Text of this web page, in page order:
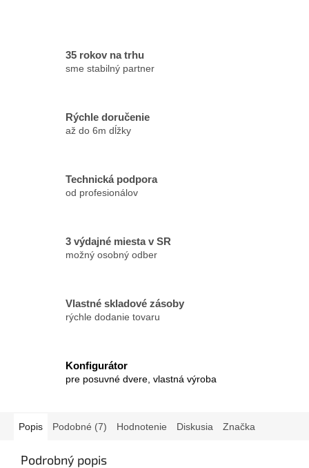
35 rokov na trhu
sme stabilný partner
Rýchle doručenie
až do 6m dĺžky
Technická podpora
od profesionálov
3 výdajné miesta v SR
možný osobný odber
Vlastné skladové zásoby
rýchle dodanie tovaru
Konfigurátor
pre posuvné dvere, vlastná výroba
Popis Podobné (7) Hodnotenie Diskusia Značka
Podrobný popis